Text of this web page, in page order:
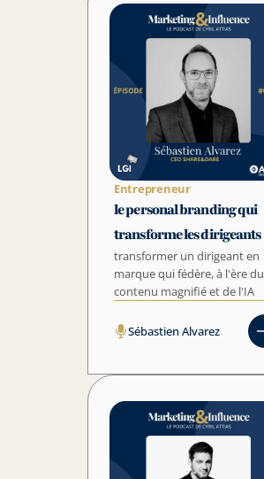
Entrepreneur
le personal branding qui
transforme les dirigeants
transformer un dirigeant en
marque qui fédère, à l'ère du
contenu magnifié et de l'IA
Sébastien Alvarez